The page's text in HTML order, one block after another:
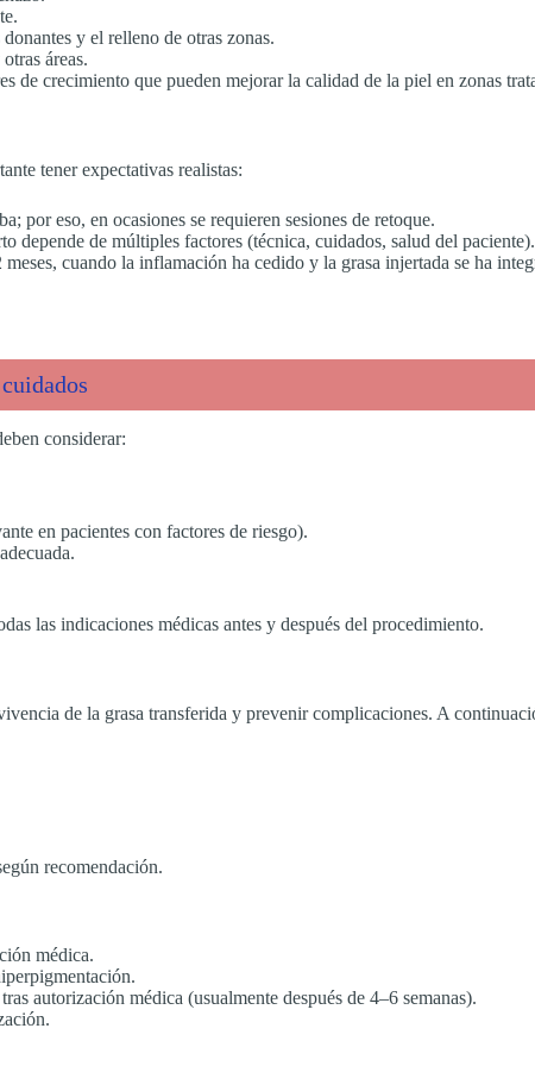
y el relleno de otras zonas.
áreas.
de crecimiento que pueden mejorar la calidad de la piel en zonas
tener expectativas realistas:
por eso, en ocasiones se requieren sesiones de retoque.
depende de múltiples factores (técnica, cuidados, salud del paciente).
cuando la inflamación ha cedido y la grasa injertada se ha
considerar:
en pacientes con factores de riesgo).
las indicaciones médicas antes y después del procedimiento.
de la grasa transferida y prevenir complicaciones. A
recomendación.
médica.
autorización médica (usualmente después de 4–6 semanas).